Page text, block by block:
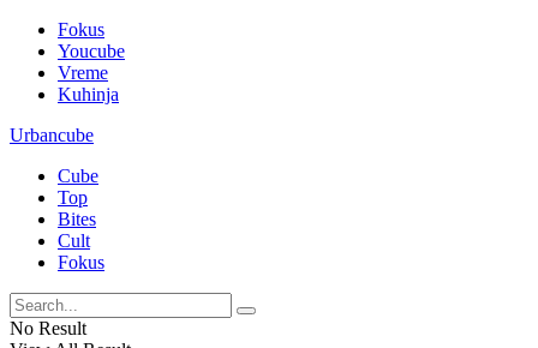
Fokus
Youcube
Vreme
Kuhinja
Urbancube
Cube
Top
Bites
Cult
Fokus
No Result